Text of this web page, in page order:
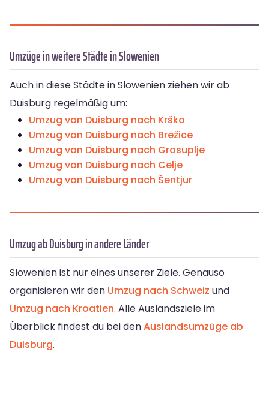
Umzüge in weitere Städte in Slowenien
Auch in diese Städte in Slowenien ziehen wir ab
Duisburg regelmäßig um:
Umzug von Duisburg nach Krško
Umzug von Duisburg nach Brežice
Umzug von Duisburg nach Grosuplje
Umzug von Duisburg nach Celje
Umzug von Duisburg nach Šentjur
Umzug ab Duisburg in andere Länder
Slowenien ist nur eines unserer Ziele. Genauso
organisieren wir den Umzug nach Schweiz und
Umzug nach Kroatien. Alle Auslandsziele im
Überblick findest du bei denAuslandsumzüge ab
Duisburg.